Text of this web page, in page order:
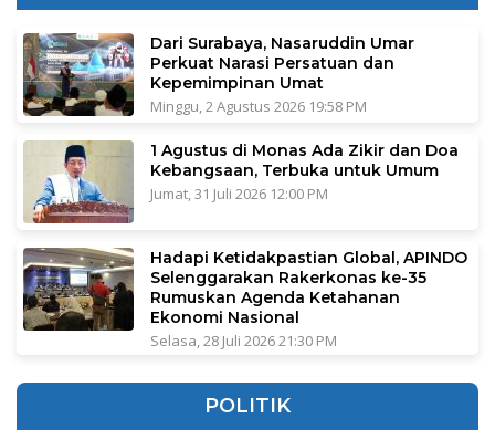
Dari Surabaya, Nasaruddin Umar
Perkuat Narasi Persatuan dan
Kepemimpinan Umat
Minggu, 2 Agustus 2026 19:58 PM
1 Agustus di Monas Ada Zikir dan Doa
Kebangsaan, Terbuka untuk Umum
Jumat, 31 Juli 2026 12:00 PM
Hadapi Ketidakpastian Global, APINDO
Selenggarakan Rakerkonas ke-35
Rumuskan Agenda Ketahanan
Ekonomi Nasional
Selasa, 28 Juli 2026 21:30 PM
POLITIK